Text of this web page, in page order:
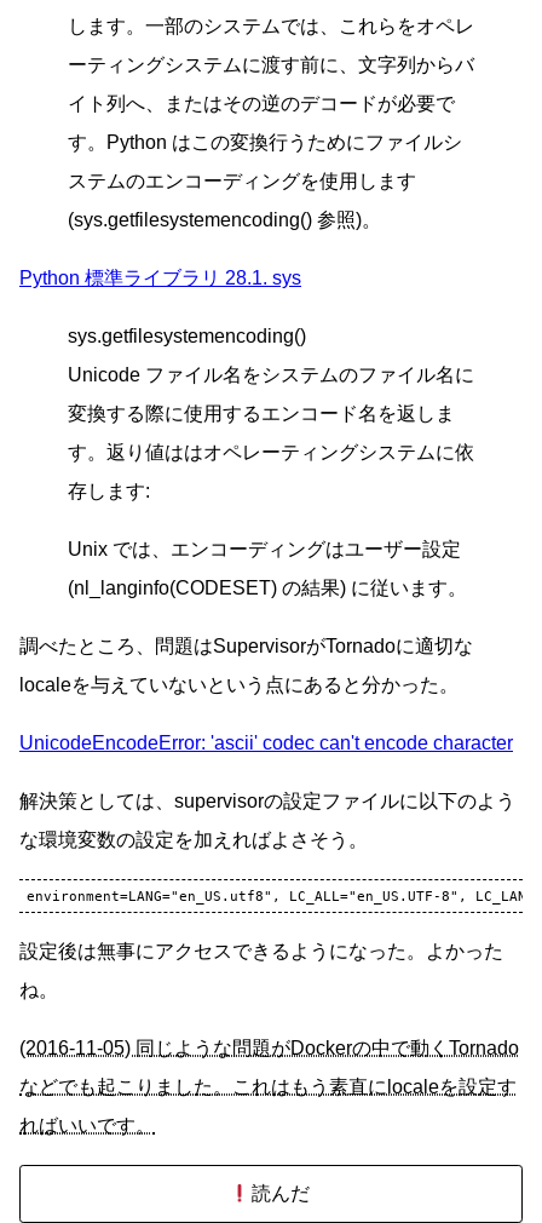
します。一部のシステムでは、これらをオペレ
ーティングシステムに渡す前に、文字列からバ
イト列へ、またはその逆のデコードが必要で
す。Python はこの変換行うためにファイルシ
ステムのエンコーディングを使用します
(sys.getfilesystemencoding() 参照)。
Python 標準ライブラリ 28.1. sys
sys.getfilesystemencoding()
Unicode ファイル名をシステムのファイル名に
変換する際に使用するエンコード名を返しま
す。返り値ははオペレーティングシステムに依
存します:
Unix では、エンコーディングはユーザー設定
(nl_langinfo(CODESET) の結果) に従います。
調べたところ、問題はSupervisorがTornadoに適切な
localeを与えていないという点にあると分かった。
UnicodeEncodeError: 'ascii' codec can't encode character
解決策としては、supervisorの設定ファイルに以下のよう
な環境変数の設定を加えればよさそう。
設定後は無事にアクセスできるようになった。よかった
ね。
(2016-11-05) 同じような問題がDockerの中で動くTornado
などでも起こりました。これはもう素直にlocaleを設定す
ればいいです。
読んだ